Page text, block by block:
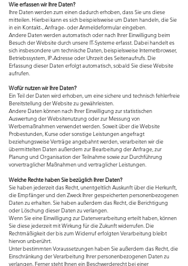
Wie erfassen wir Ihre Daten?
Ihre Daten werden zum einen dadurch erhoben, dass Sie uns diese
mitteilen. Hierbei kann es sich beispielsweise um Daten handeln, die Sie
in ein Kontakt-, Anfrage- oder Anmeldeformular eingeben.
Andere Daten werden automatisch oder nach Ihrer Einwilligung beim
Besuch der Website durch unsere IT-Systeme erfasst. Dabei handelt es
sich insbesondere um technische Daten, beispielsweise Internetbrowser,
Betriebssystem, IP-Adresse oder Uhrzeit des Seitenaufrufs. Die
Erfassung dieser Daten erfolgt automatisch, sobald Sie diese Website
aufrufen.
Wofür nutzen wir Ihre Daten?
Ein Teil der Daten wird erhoben, um eine sichere und technisch fehlerfreie
Bereitstellung der Website zu gewährleisten.
Andere Daten können nach Ihrer Einwilligung zur statistischen
Auswertung der Websitenutzung oder zur Messung von
Werbemaßnahmen verwendet werden. Soweit über die Website
Probestunden, Kurse oder sonstige Leistungen angefragt
beziehungsweise Verträge angebahnt werden, verarbeiten wir die
übermittelten Daten außerdem zur Bearbeitung der Anfrage, zur
Planung und Organisation der Teilnahme sowie zur Durchführung
vorvertraglicher Maßnahmen und vertraglicher Leistungen.
Welche Rechte haben Sie bezüglich Ihrer Daten?
Sie haben jederzeit das Recht, unentgeltlich Auskunft über die Herkunft,
die Empfänger und den Zweck Ihrer gespeicherten personenbezogenen
Daten zu erhalten. Sie haben außerdem das Recht, die Berichtigung
oder Löschung dieser Daten zu verlangen.
Wenn Sie eine Einwilligung zur Datenverarbeitung erteilt haben, können
Sie diese jederzeit mit Wirkung für die Zukunft widerrufen. Die
Rechtmäßigkeit der bis zum Widerruf erfolgten Verarbeitung bleibt
hiervon unberührt.
Unter bestimmten Voraussetzungen haben Sie außerdem das Recht, die
Einschränkung der Verarbeitung Ihrer personenbezogenen Daten zu
verlangen. Ferner steht Ihnen ein Beschwerderecht bei einer